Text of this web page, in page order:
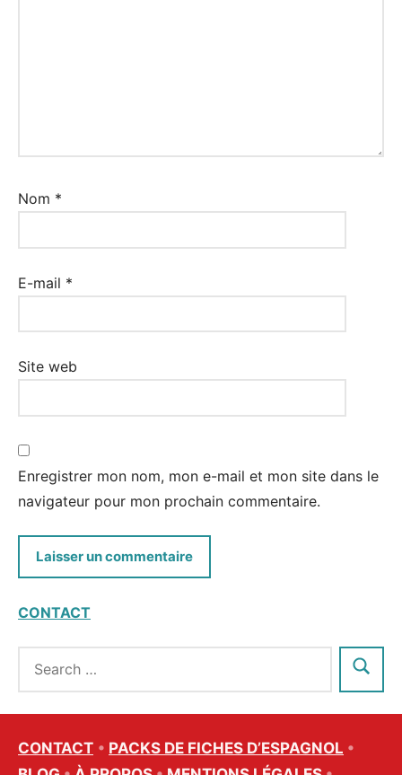
Nom *
E-mail *
Site web
Enregistrer mon nom, mon e-mail et mon site dans le
navigateur pour mon prochain commentaire.
CONTACT
CONTACT • PACKS DE FICHES D’ESPAGNOL •